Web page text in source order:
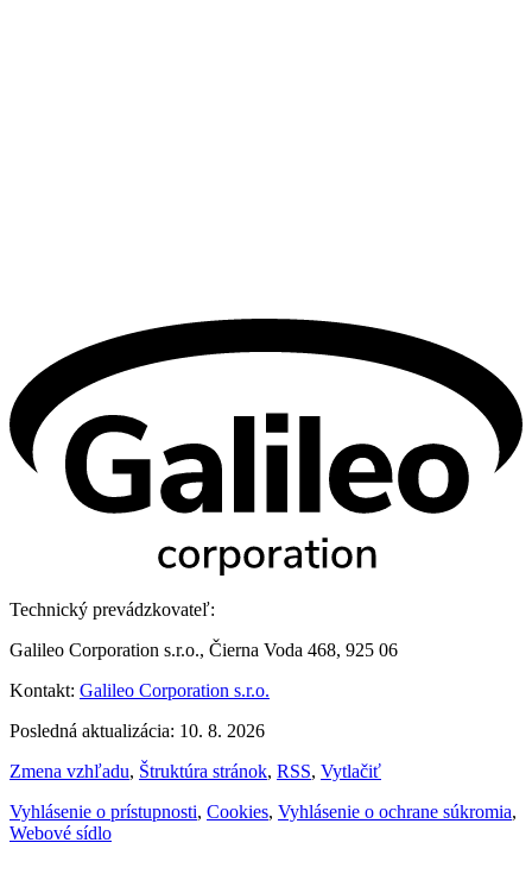
Technický prevádzkovateľ:
Galileo Corporation s.r.o., Čierna Voda 468, 925 06
Kontakt: Galileo Corporation s.r.o.
Posledná aktualizácia: 10. 8. 2026
Zmena vzhľadu, Štruktúra stránok, RSS, Vytlačiť
Vyhlásenie o prístupnosti, Cookies, Vyhlásenie o ochrane súkromia,
Webové sídlo